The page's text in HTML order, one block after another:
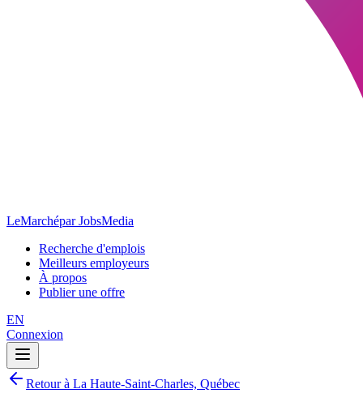
LeMarchépar JobsMedia
Recherche d'emplois
Meilleurs employeurs
À propos
Publier une offre
EN
Connexion
Retour à La Haute-Saint-Charles, Québec